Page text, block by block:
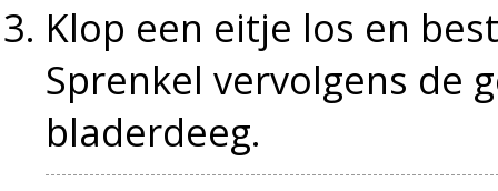
Klop een eitje los en
Sprenkel vervolgens de
bladerdeeg.